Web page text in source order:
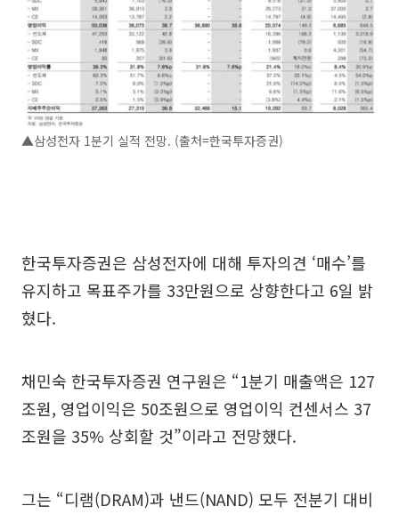
▲삼성전자 1분기 실적 전망. (출처=한국투자증권)
한국투자증권은 삼성전자에 대해 투자의견 ‘매수’를
유지하고 목표주가를 33만원으로 상향한다고 6일 밝
혔다.
채민숙 한국투자증권 연구원은 “1분기 매출액은 127
조원, 영업이익은 50조원으로 영업이익 컨센서스 37
조원을 35% 상회할 것”이라고 전망했다.
그는 “디램(DRAM)과 낸드(NAND) 모두 전분기 대비